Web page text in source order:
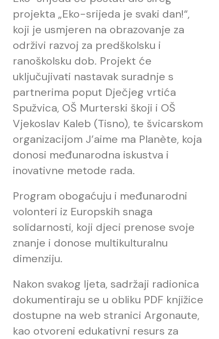
projekta „Eko-srijeda je svaki dan!“,
koji je usmjeren na obrazovanje za
održivi razvoj za predškolsku i
ranoškolsku dob. Projekt će
uključujivati nastavak suradnje s
partnerima poput Dječjeg vrtića
Spužvica, OŠ Murterski škoji i OŠ
Vjekoslav Kaleb (Tisno), te švicarskom
organizacijom J’aime ma Planète, koja
donosi međunarodna iskustva i
inovativne metode rada.
Program obogaćuju i međunarodni
volonteri iz Europskih snaga
solidarnosti, koji djeci prenose svoje
znanje i donose multikulturalnu
dimenziju.
Nakon svakog ljeta, sadržaji radionica
dokumentiraju se u obliku PDF knjižice
dostupne na web stranici Argonaute,
kao otvoreni edukativni resurs za